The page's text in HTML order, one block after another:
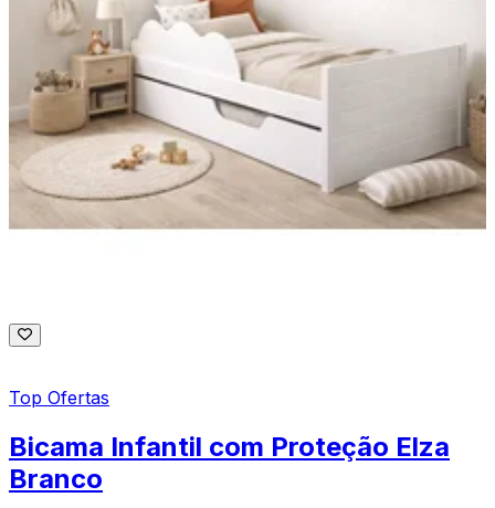
Top Ofertas
Bicama Infantil com Proteção Elza
Branco